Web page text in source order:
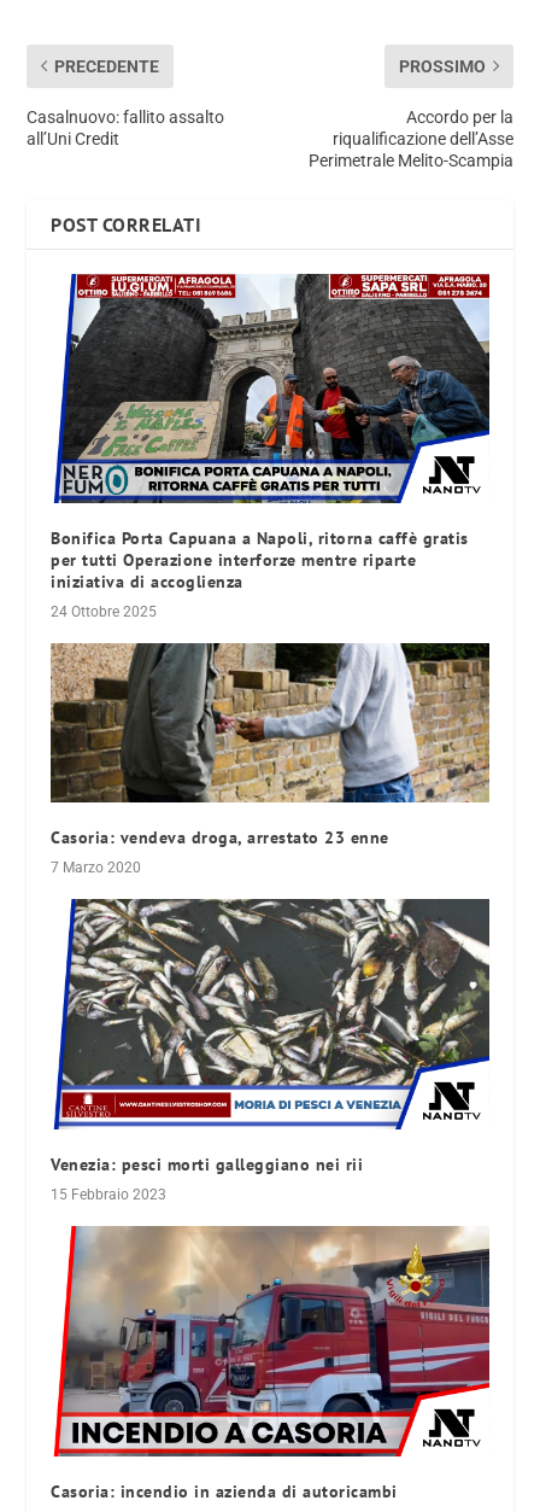
PRECEDENTE
Casalnuovo: fallito assalto
all’Uni Credit
PROSSIMO
Accordo per la
riqualificazione dell’Asse
Perimetrale Melito-Scampia
POST CORRELATI
Bonifica Porta Capuana a Napoli, ritorna caffè gratis
per tutti Operazione interforze mentre riparte
iniziativa di accoglienza
24 Ottobre 2025
Casoria: vendeva droga, arrestato 23 enne
7 Marzo 2020
Venezia: pesci morti galleggiano nei rii
15 Febbraio 2023
Casoria: incendio in azienda di autoricambi